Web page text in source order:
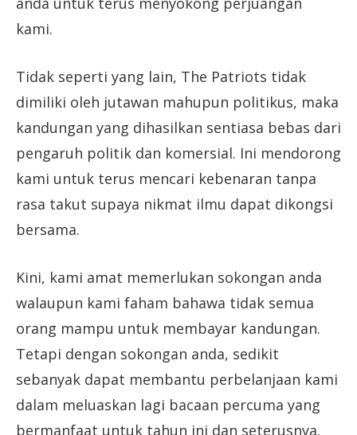
kami.
Tidak seperti yang lain, The Patriots tidak
dimiliki oleh jutawan mahupun politikus, maka
kandungan yang dihasilkan sentiasa bebas dari
pengaruh politik dan komersial. Ini mendorong
kami untuk terus mencari kebenaran tanpa
rasa takut supaya nikmat ilmu dapat dikongsi
bersama.
Kini, kami amat memerlukan sokongan anda
walaupun kami faham bahawa tidak semua
orang mampu untuk membayar kandungan.
Tetapi dengan sokongan anda, sedikit
sebanyak dapat membantu perbelanjaan kami
dalam meluaskan lagi bacaan percuma yang
bermanfaat untuk tahun ini dan seterusnya.